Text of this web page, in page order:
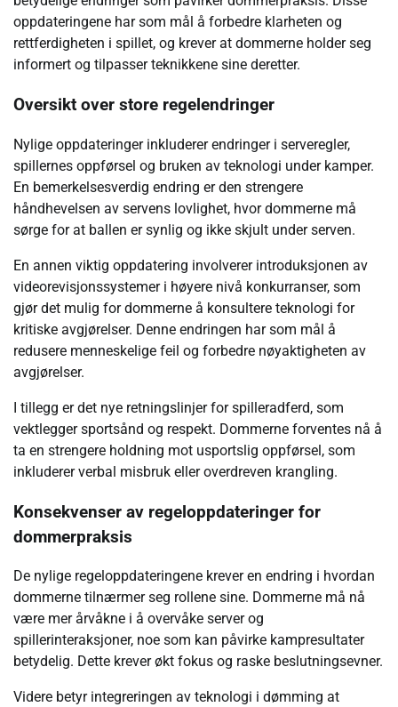
oppdateringene har som mål å forbedre klarheten og
rettferdigheten i spillet, og krever at dommerne holder seg
informert og tilpasser teknikkene sine deretter.
Oversikt over store regelendringer
Nylige oppdateringer inkluderer endringer i serveregler,
spillernes oppførsel og bruken av teknologi under kamper.
En bemerkelsesverdig endring er den strengere
håndhevelsen av servens lovlighet, hvor dommerne må
sørge for at ballen er synlig og ikke skjult under serven.
En annen viktig oppdatering involverer introduksjonen av
videorevisjonssystemer i høyere nivå konkurranser, som
gjør det mulig for dommerne å konsultere teknologi for
kritiske avgjørelser. Denne endringen har som mål å
redusere menneskelige feil og forbedre nøyaktigheten av
avgjørelser.
I tillegg er det nye retningslinjer for spilleradferd, som
vektlegger sportsånd og respekt. Dommerne forventes nå å
ta en strengere holdning mot usportslig oppførsel, som
inkluderer verbal misbruk eller overdreven krangling.
Konsekvenser av regeloppdateringer for
dommerpraksis
De nylige regeloppdateringene krever en endring i hvordan
dommerne tilnærmer seg rollene sine. Dommerne må nå
være mer årvåkne i å overvåke server og
spillerinteraksjoner, noe som kan påvirke kampresultater
betydelig. Dette krever økt fokus og raske beslutningsevner.
Videre betyr integreringen av teknologi i dømming at